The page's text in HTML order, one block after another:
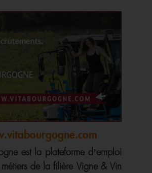
est la plateforme d’emploi
de la filière Vigne & Vin